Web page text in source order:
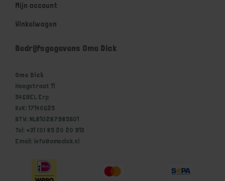
Mijn account
Winkelwagen
Bedrijfsgegevens Ome Dick
Ome Dick
Hoogstraat 11
5469EL Erp
KvK: 17140625
BTW: NL810287985B01
Tel: +31 (0) 85 20 20 913
Email: info@omedick.nl